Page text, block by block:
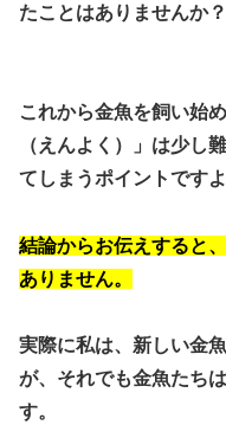
たことはありませんか？
これから金魚を飼い始
（えんよく）」は少し
てしまうポイントですよ
結論からお伝えすると
ありません。
実際に私は、新しい金
が、それでも金魚たち
す。